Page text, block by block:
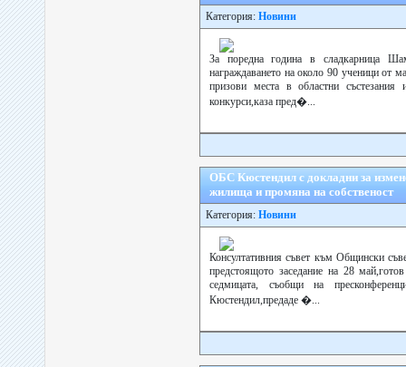
Категория: Новини
За поредна година в сладкарница
награждаването на около 90 ученици от
призови места в областни
конкурси,каза пред�...
ОБС Кюстендил с докладни за
жилища и промяна на собственост
Категория: Новини
Консултативния съвет към Общински
предстоящото заседание на 28
седмицата, съобщи на
Кюстендил,предаде �...